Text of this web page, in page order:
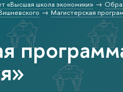
«Высшая школа экономики»
Магистерская